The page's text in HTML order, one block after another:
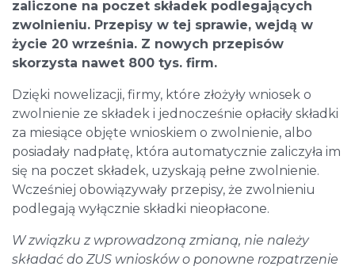
zaliczone na poczet składek podlegających
zwolnieniu. Przepisy w tej sprawie, wejdą w
życie 20 września. Z nowych przepisów
skorzysta nawet 800 tys. firm.
Dzięki nowelizacji, firmy, które złożyły wniosek o
zwolnienie ze składek i jednocześnie opłaciły składki
za miesiące objęte wnioskiem o zwolnienie, albo
posiadały nadpłatę, która automatycznie zaliczyła im
się na poczet składek, uzyskają pełne zwolnienie.
Wcześniej obowiązywały przepisy, że zwolnieniu
podlegają wyłącznie składki nieopłacone.
W związku z wprowadzoną zmianą, nie należy
składać do ZUS wniosków o ponowne rozpatrzenie